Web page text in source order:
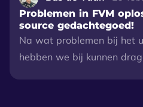
Problemen in FVM
source gedachtegoed!
Na wat problemen bij het
hebben we bij kunnen